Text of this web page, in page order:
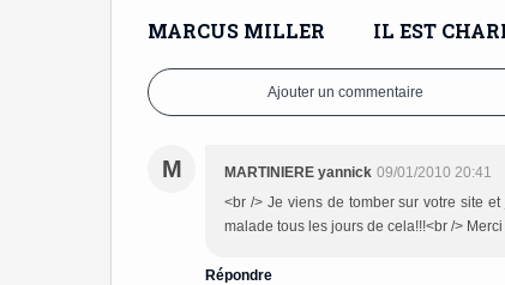
MARCUS MILLER IL EST
Ajouter un commentaire
M MARTINIERE yannick 09/01/2010 20:41
<br /> Je viens de tomber sur votre site
malade tous les jours de cela!!!<br />
Répondre